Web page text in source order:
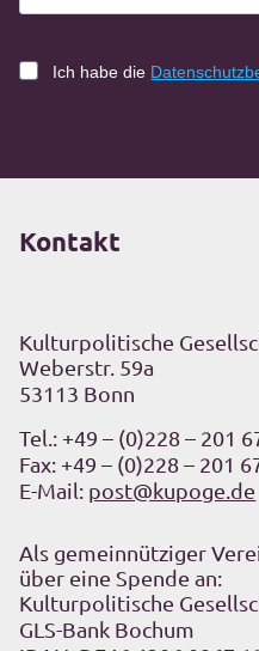
Ich habe die
Kontakt
Kulturpolitische
Weberstr. 59a
53113 Bonn
Tel.: +49 – (0)228 – 201
Fax: +49 – (0)228 – 201
E-Mail: post@kupoge.de
Als gemeinnütziger
über eine Spende an:
Kulturpolitische
GLS-Bank Bochum